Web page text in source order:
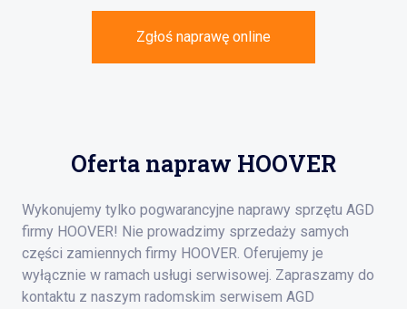
Zgłoś naprawę online
Oferta napraw HOOVER
Wykonujemy tylko pogwarancyjne naprawy sprzętu AGD
firmy HOOVER! Nie prowadzimy sprzedaży samych
części zamiennych firmy HOOVER. Oferujemy je
wyłącznie w ramach usługi serwisowej. Zapraszamy do
kontaktu z naszym radomskim serwisem AGD